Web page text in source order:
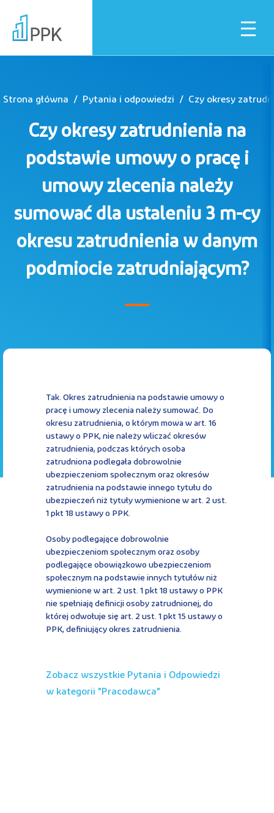
Dla pracownika
Dla pracodawcy
Instytucje finansowe
Pliki do pobrania
Zaloguj się
A
Strona główna Pytania i odpowiedzi
Czy okresy zatrudnienia na
podstawie umowy o pracę i
umowy zlecenia należy
sumować dla ustaleniu 3 m-cy
okresu zatrudnienia w danym
podmiocie zatrudniającym?
Tak. Okres zatrudnienia na podstawie umowy o
pracę i umowy zlecenia należy sumować. Do
okresu zatrudnienia, o którym mowa w art. 16
ustawy o PPK, nie należy wliczać okresów
zatrudnienia, podczas których osoba
zatrudniona podlegała dobrowolnie
ubezpieczeniom społecznym oraz okresów
zatrudnienia na podstawie innego tytułu do
ubezpieczeń niż tytuły wymienione w art. 2 ust.
1 pkt 18 ustawy o PPK.
Osoby podlegające dobrowolnie
ubezpieczeniom społecznym oraz osoby
podlegające obowiązkowo ubezpieczeniom
społecznym na podstawie innych tytułów niż
wymienione w art. 2 ust. 1 pkt 18 ustawy o PPK
nie spełniają definicji osoby zatrudnionej, do
której odwołuje się art. 2 ust. 1 pkt 15 ustawy o
PPK, definiujący okres zatrudnienia.
Zobacz wszystkie Pytania i Odpowiedzi
w kategorii "
pracodawca"